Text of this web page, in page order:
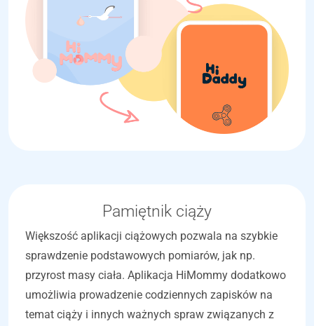
Pamiętnik ciąży
Większość aplikacji ciążowych pozwala na szybkie
sprawdzenie podstawowych pomiarów, jak np.
przyrost masy ciała. Aplikacja HiMommy dodatkowo
umożliwia prowadzenie codziennych zapisków na
temat ciąży i innych ważnych spraw związanych z